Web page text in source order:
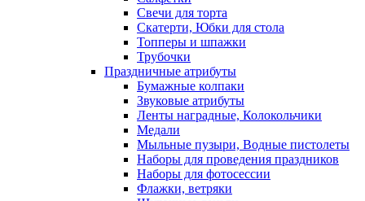
Свечи для торта
Скатерти, Юбки для стола
Топперы и шпажки
Трубочки
Праздничные атрибуты
Бумажные колпаки
Звуковые атрибуты
Ленты наградные, Колокольчики
Медали
Мыльные пузыри, Водные пистолеты
Наборы для проведения праздников
Наборы для фотосессии
Флажки, ветряки